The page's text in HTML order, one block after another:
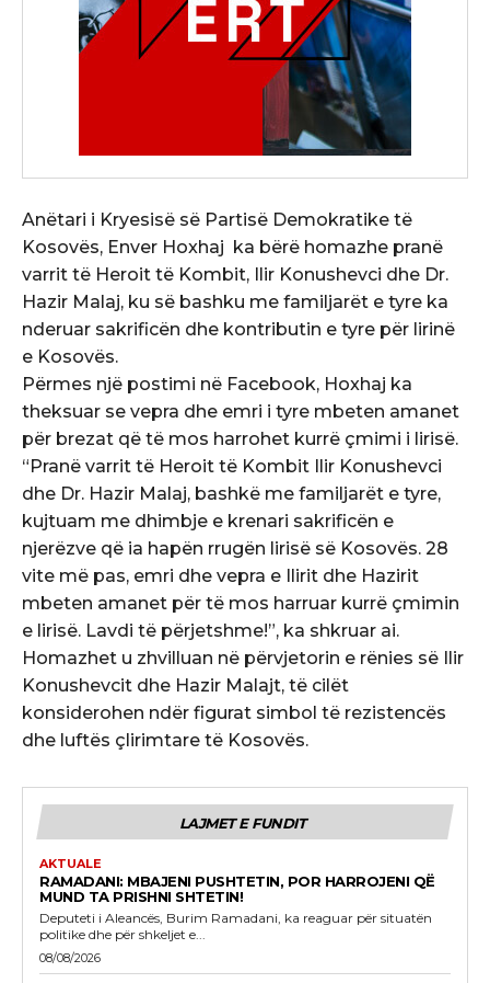
Anëtari i Kryesisë së Partisë Demokratike të
Kosovës, Enver Hoxhaj ka bërë homazhe pranë
varrit të Heroit të Kombit, Ilir Konushevci dhe Dr.
Hazir Malaj, ku së bashku me familjarët e tyre ka
nderuar sakrificën dhe kontributin e tyre për lirinë
e Kosovës.
Përmes një postimi në Facebook, Hoxhaj ka
theksuar se vepra dhe emri i tyre mbeten amanet
për brezat që të mos harrohet kurrë çmimi i lirisë.
“Pranë varrit të Heroit të Kombit Ilir Konushevci
dhe Dr. Hazir Malaj, bashkë me familjarët e tyre,
kujtuam me dhimbje e krenari sakrificën e
njerëzve që ia hapën rrugën lirisë së Kosovës. 28
vite më pas, emri dhe vepra e Ilirit dhe Hazirit
mbeten amanet për të mos harruar kurrë çmimin
e lirisë. Lavdi të përjetshme!”, ka shkruar ai.
Homazhet u zhvilluan në përvjetorin e rënies së Ilir
Konushevcit dhe Hazir Malajt, të cilët
konsiderohen ndër figurat simbol të rezistencës
dhe luftës çlirimtare të Kosovës.
LAJMET E FUNDIT
AKTUALE
RAMADANI: MBAJENI PUSHTETIN, POR HARROJENI QË
MUND TA PRISHNI SHTETIN!
Deputeti i Aleancës, Burim Ramadani, ka reaguar për situatën
politike dhe për shkeljet e...
08/08/2026